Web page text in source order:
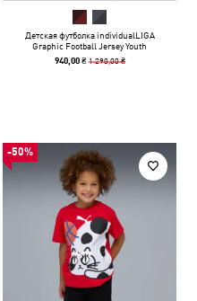
Детская футболка individualLIGA
Graphic Football Jersey Youth
940,00 ₴ 1 290,00 ₴
-50%